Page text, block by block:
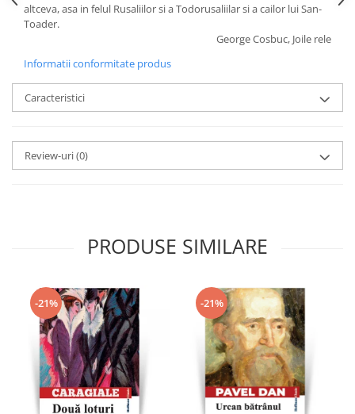
altceva, asa in felul Rusaliilor si a Todorusaliilar si a cailor lui San-
Toader.
George Cosbuc, Joile rele
Informatii conformitate produs
Caracteristici
Review-uri(0)
PRODUSE SIMILARE
-21% -21%